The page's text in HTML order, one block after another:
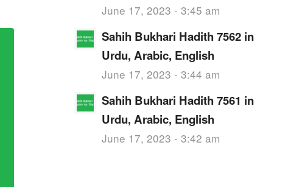
June 17, 2023 - 3:45 am
Sahih Bukhari Hadith 7562 in
Urdu, Arabic, English
June 17, 2023 - 3:44 am
Sahih Bukhari Hadith 7561 in
Urdu, Arabic, English
June 17, 2023 - 3:42 am